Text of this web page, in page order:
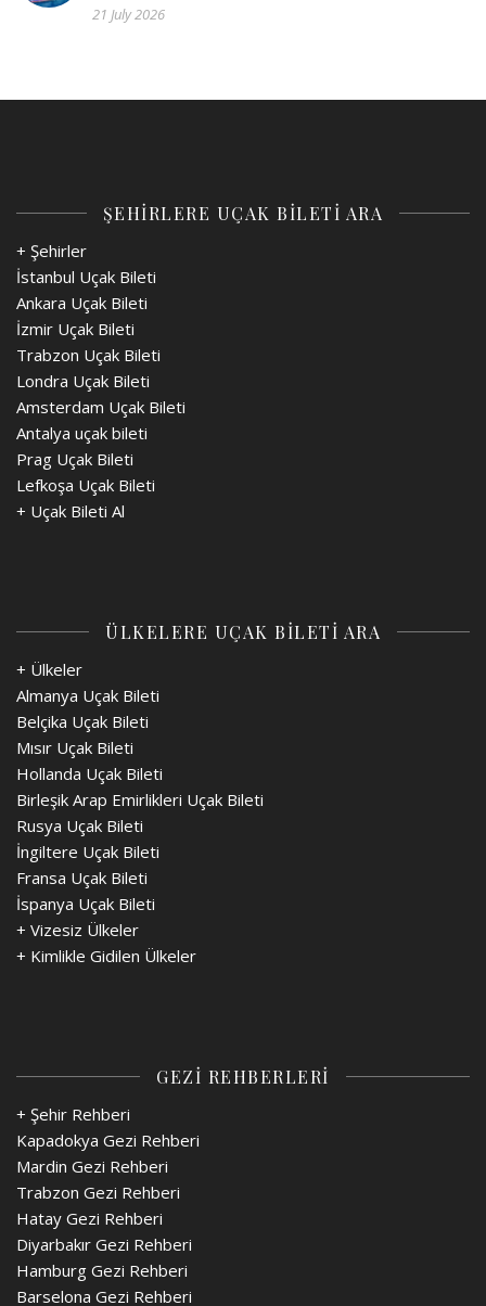
21 July 2026
ŞEHİRLERE UÇAK BİLETİ ARA
+ Şehirler
İstanbul Uçak Bileti
Ankara Uçak Bileti
İzmir Uçak Bileti
Trabzon Uçak Bileti
Londra Uçak Bileti
Amsterdam Uçak Bileti
Antalya uçak bileti
Prag Uçak Bileti
Lefkoşa Uçak Bileti
+ Uçak Bileti Al
ÜLKELERE UÇAK BİLETİ ARA
+ Ülkeler
Almanya Uçak Bileti
Belçika Uçak Bileti
Mısır Uçak Bileti
Hollanda Uçak Bileti
Birleşik Arap Emirlikleri Uçak Bileti
Rusya Uçak Bileti
İngiltere Uçak Bileti
Fransa Uçak Bileti
İspanya Uçak Bileti
+ Vizesiz Ülkeler
+ Kimlikle Gidilen Ülkeler
GEZİ REHBERLERİ
+ Şehir Rehberi
Kapadokya Gezi Rehberi
Mardin Gezi Rehberi
Trabzon Gezi Rehberi
Hatay Gezi Rehberi
Diyarbakır Gezi Rehberi
Hamburg Gezi Rehberi
Barselona Gezi Rehberi